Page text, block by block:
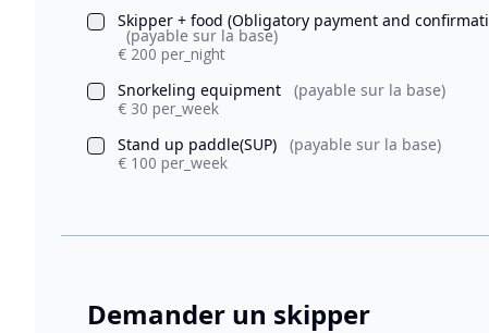
Skipper + food (Obligatory payment and
(payable sur la base)
€ 200 per_night
Snorkeling equipment
(payable sur la base)
€ 30 per_week
Stand up paddle(SUP)
(payable sur la base)
€ 100 per_week
Demander un skipper